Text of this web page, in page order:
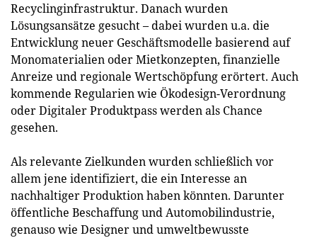
Recyclinginfrastruktur. Danach wurden
Lösungsansätze gesucht – dabei wurden u.a. die
Entwicklung neuer Geschäftsmodelle basierend auf
Monomaterialien oder Mietkonzepten, finanzielle
Anreize und regionale Wertschöpfung erörtert. Auch
kommende Regularien wie Ökodesign-Verordnung
oder Digitaler Produktpass werden als Chance
gesehen.
Als relevante Zielkunden wurden schließlich vor
allem jene identifiziert, die ein Interesse an
nachhaltiger Produktion haben könnten. Darunter
öffentliche Beschaffung und Automobilindustrie,
genauso wie Designer und umweltbewusste